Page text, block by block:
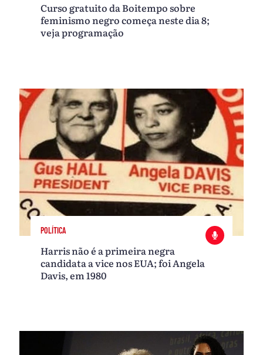
Curso gratuito da Boitempo sobre
feminismo negro começa neste dia 8;
veja programação
POLÍTICA
Harris não é a primeira negra
candidata a vice nos EUA; foi Angela
Davis, em 1980